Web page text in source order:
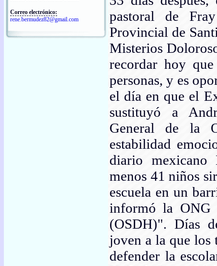
Correo electrónico:
rene.bermudez82@gmail.com
pastoral de
Provincial de
Misterios
recordar hoy
personas, y es
el día en que el
sustituyó a
General de la
estabilidad
diario
menos 41 niños
escuela en un
informó la ONG
(OSDH)". Días
joven a la que los
defender la